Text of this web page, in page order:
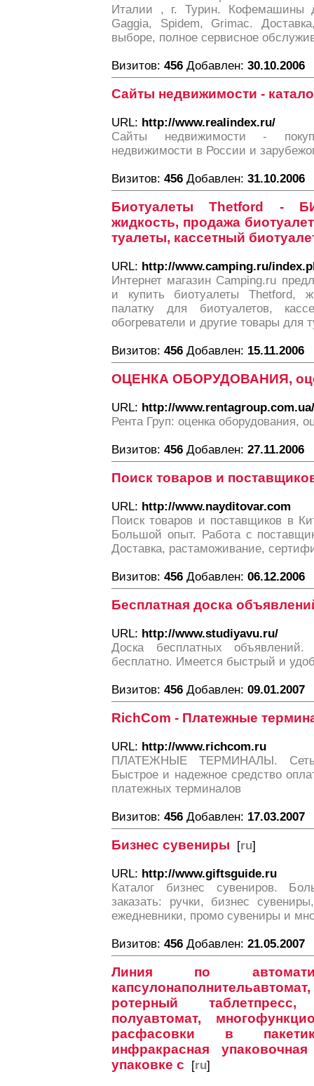
Италии , г. Турин. Кофемашины
Gaggia, Spidem, Grimac.
выборе, полное сервисное
Визитов: 456 Добавлен: 30.10.2006
Сайты недвижимости -
URL: http://www.realindex.ru/
Сайты недвижимости -
недвижимости в России и
Визитов: 456 Добавлен: 31.10.2006
Биотуалеты Thetford -
жидкость, продажа
туалеты, кассетный
URL: http://www.camping.ru/
Интернет магазин Camping.ru
и купить биотуалеты Thetford,
палатку для биотуалетов,
обогреватели и другие товары для
Визитов: 456 Добавлен: 15.11.2006
ОЦЕНКА ОБОРУДОВАНИЯ,
URL: http://
Рента Груп: оценка оборудования,
Визитов: 456 Добавлен: 27.11.2006
Поиск товаров и
URL: http://www.nayditovar.com
Поиск товаров и поставщиков в
Большой опыт. Работа с
Доставка, растаможивание,
Визитов: 456 Добавлен: 06.12.2006
Бесплатная доска
URL: http://www.studiyavu.ru/
Доска бесплатных объявлений.
бесплатно. Имеется быстрый и
Визитов: 456 Добавлен: 09.01.2007
RichCom - Платежные
URL: http://www.richcom.ru
ПЛАТЕЖНЫЕ ТЕРМИНАЛЫ. Сеть
Быстрое и надежное средство
платежных терминалов
Визитов: 456 Добавлен: 17.03.2007
Бизнес сувениры [ru]
URL: http://www.giftsguide.ru
Каталог бизнес сувениров.
заказать: ручки, бизнес
ежедневники, промо сувениры и
Визитов: 456 Добавлен: 21.05.2007
Линия по
ротерный таблетпресс,
полуавтомат,
расфасовки в
инфракрасная
упаковке с [ru]